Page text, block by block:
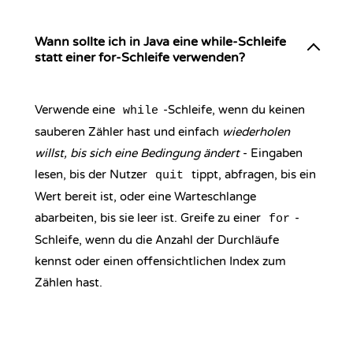
Wann sollte ich in Java eine while-Schleife
statt einer for-Schleife verwenden?
Verwende eine while -Schleife, wenn du keinen
sauberen Zähler hast und einfach wiederholen
willst, bis sich eine Bedingung ändert- Eingaben
lesen, bis der Nutzer
quit
tippt, abfragen, bis ein
Wert bereit ist, oder eine Warteschlange
abarbeiten, bis sie leer ist. Greife zu einer
for -
Schleife, wenn du die Anzahl der Durchläufe
kennst oder einen offensichtlichen Index zum
Zählen hast.